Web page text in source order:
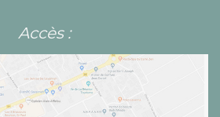
Accès :